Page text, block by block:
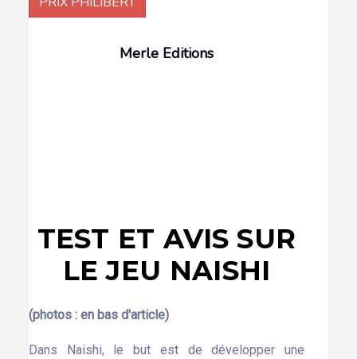
Merle Editions
TEST ET AVIS SUR
LE JEU NAISHI
(photos : en bas d'article)
Dans Naishi, le but est de développer une